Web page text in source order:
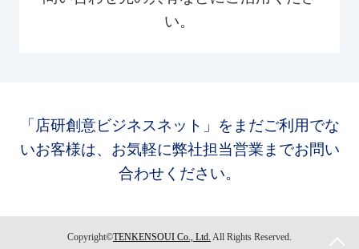
い。
「店研創意ビジネスネット」をまだご利用でな
いお客様は、お気軽に弊社担当営業までお問い
合わせください。
Copyright©TENKENSOUI Co., Ltd. All Rights Reserved.